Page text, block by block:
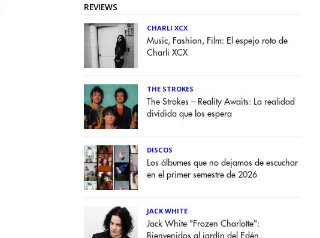
REVIEWS
CHARLI XCX
Music, Fashion, Film: El espejo roto de
Charli XCX
THE STROKES
The Strokes – Reality Awaits: La realidad
dividida que los espera
DISCOS
Los álbumes que no dejamos de escuchar
en el primer semestre de 2026
JACK WHITE
Jack White "Frozen Charlotte":
Bienvenidos al jardín del Edén.